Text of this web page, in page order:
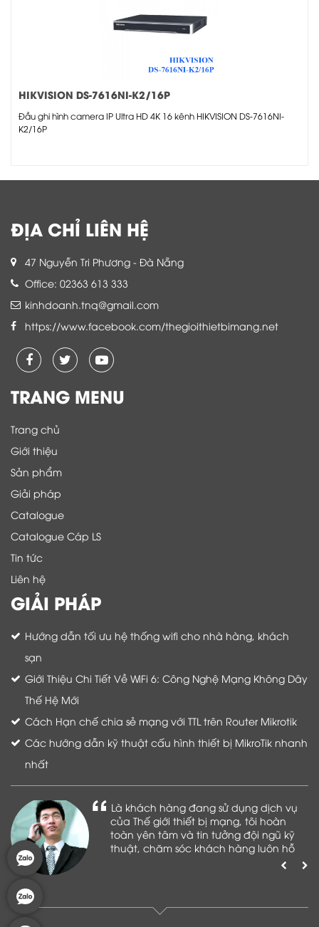
HIKVISION DS-7616NI-K2/16P
Đầu ghi hình camera IP Ultra HD 4K 16 kênh HIKVISION DS-7616NI-
K2/16P
ĐỊA CHỈ LIÊN HỆ
47 Nguyễn Tri Phương - Đà Nẵng
Office: 02363 613 333
kinhdoanh.tnq@gmail.com
https://www.facebook.com/thegioithietbimang.net
TRANG MENU
Trang chủ
Giới thiệu
Sản phẩm
Giải pháp
Catalogue
Catalogue Cáp LS
Tin tức
Liên hệ
GIẢI PHÁP
Hướng dẫn tối ưu hệ thống wifi cho nhà hàng, khách
sạn
Giới Thiệu Chi Tiết Về WiFi 6: Công Nghệ Mạng Không Dây
Thế Hệ Mới
Cách Hạn chế chia sẻ mạng với TTL trên Router Mikrotik
Các hướng dẫn kỹ thuật cấu hình thiết bị MikroTik nhanh
nhất
Là khách hàng đang sử dụng dịch vụ
của Thế giới thiết bị mạng, tôi hoàn
toàn yên tâm và tin tưởng đội ngũ kỹ
thuật, chăm sóc khách hàng luôn hỗ